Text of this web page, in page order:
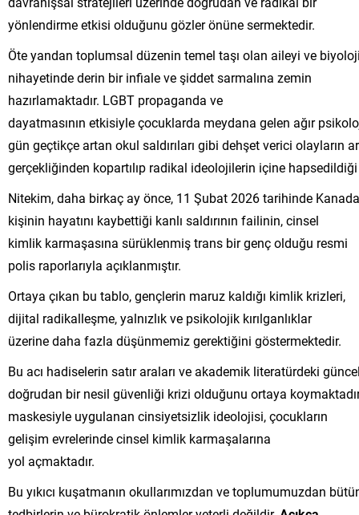
yönlendirme etkisi olduğunu gözler önüne sermektedir.
Öte yandan toplumsal düzenin temel taşı olan aileyi ve
nihayetinde derin bir infiale ve şiddet sarmalına zemin
hazırlamaktadır. LGBT propaganda ve
dayatmasının etkisiyle çocuklarda meydana gelen ağır
gün geçtikçe artan okul saldırıları gibi dehşet verici olayların
gerçekliğinden kopartılıp radikal ideolojilerin içine
Nitekim, daha birkaç ay önce, 11 Şubat 2026 tarihinde
kişinin hayatını kaybettiği kanlı saldırının failinin, cinsel
kimlik karmaşasına sürüklenmiş trans bir genç olduğu resmi
polis raporlarıyla açıklanmıştır.
Ortaya çıkan bu tablo, gençlerin maruz kaldığı kimlik krizleri,
dijital radikalleşme, yalnızlık ve psikolojik kırılganlıklar
üzerine daha fazla düşünmemiz gerektiğini göstermektedir.
Bu acı hadiselerin satır araları ve akademik literatürdeki
doğrudan bir nesil güvenliği krizi olduğunu ortaya
maskesiyle uygulanan cinsiyetsizlik ideolojisi, çocukların
gelişim evrelerinde cinsel kimlik karmaşalarına
yol açmaktadır.
Bu yıkıcı kuşatmanın okullarımızdan ve toplumumuzdan